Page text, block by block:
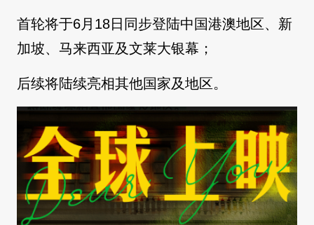
首轮将于6月18日同步登陆中国港澳地区、新
加坡、马来西亚及文莱大银幕；
后续将陆续亮相其他国家及地区。